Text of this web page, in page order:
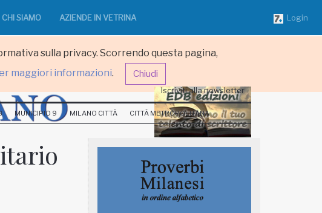
sulla privacy. Scorrendo questa pagina,
maggiori informazioni. Chiudi
CHI SIAMO AZIENDE IN VETRINA Login
Iscriviti alla newsletter
MUNICIPIO 9 MILANO CITTÀ CITTÀ METROPOLITANA